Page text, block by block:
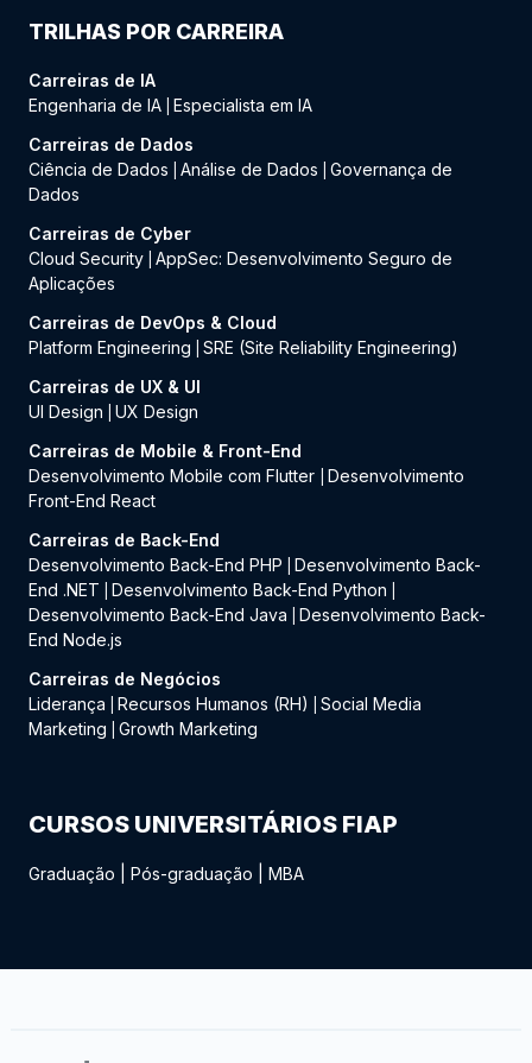
TRILHAS POR CARREIRA
Carreiras de IA
Engenharia de IA Especialista em IA
Carreiras de Dados
Ciência de Dados
Análise de Dados
Governança de
Dados
Carreiras de Cyber
Cloud Security AppSec: Desenvolvimento Seguro de
Aplicações
Carreiras de DevOps & Cloud
Platform Engineering
SRE (Site Reliability Engineering)
Carreiras de UX & UI
UI Design
UX Design
Carreiras de Mobile & Front-End
Desenvolvimento Mobile com Flutter
Desenvolvimento
Front-End React
Carreiras de Back-End
Desenvolvimento Back-End PHP
Desenvolvimento Back-
End .NET
Desenvolvimento Back-End Python
Desenvolvimento Back-End Java
Desenvolvimento Back-
End Node.js
Carreiras de Negócios
Liderança
Recursos Humanos (RH)
Social Media
Marketing
Growth Marketing
CURSOS UNIVERSITÁRIOS FIAP
Graduação Pós-graduação MBA